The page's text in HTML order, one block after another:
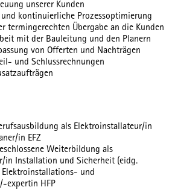
unserer Kunden
kontinuierliche Prozessoptimierung
termingerechten Übergabe an die Kunden
mit der Bauleitung und den Planern
von Offerten und Nachträgen
und Schlussrechnungen
als Elektroinstallateur/in
in EFZ
Weiterbildung als
in Installation und Sicherheit (eidg.
Elektroinstallations- und
expertin HFP